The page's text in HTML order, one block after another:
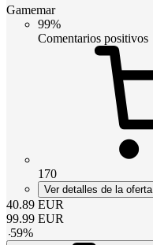
Gamemar
99%
Comentarios positivos
170
Ver detalles de la oferta
40.89 EUR
99.99 EUR
-59%